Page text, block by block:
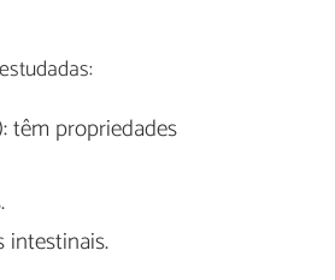
têm propriedades
intestinais.